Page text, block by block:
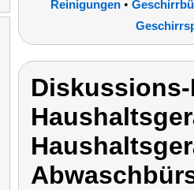
Reinigungen•